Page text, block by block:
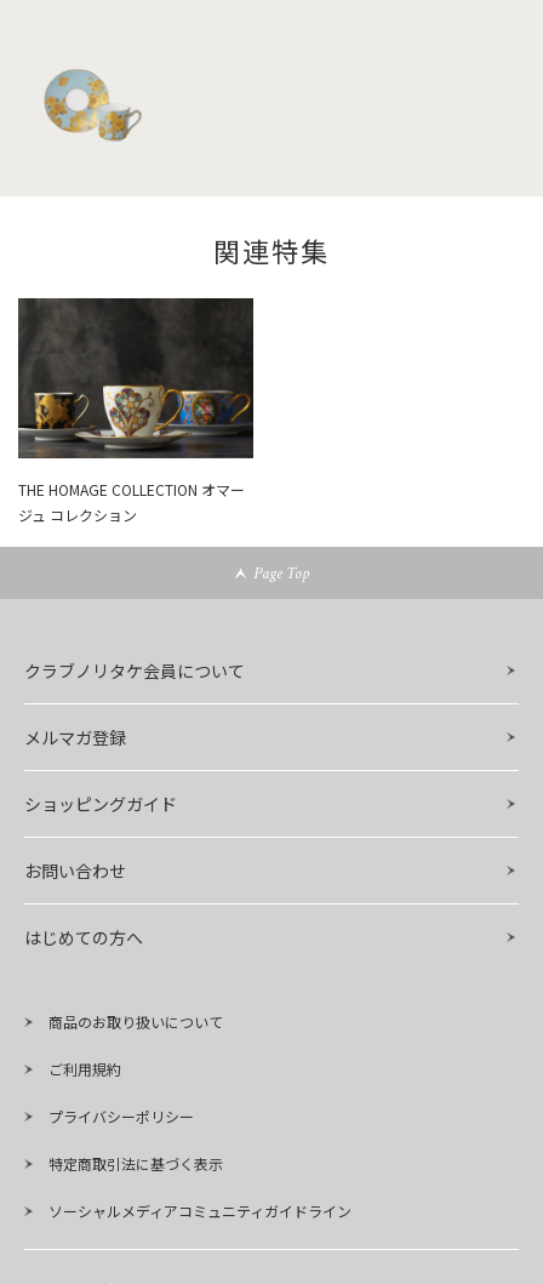
関連特集
THE HOMAGE COLLECTION オマー
ジュ コレクション
Page Top
クラブノリタケ会員について
メルマガ登録
ショッピングガイド
お問い合わせ
はじめての方へ
商品のお取り扱いについて
ご利用規約
プライバシーポリシー
特定商取引法に基づく表示
ソーシャルメディアコミュニティガイドライン